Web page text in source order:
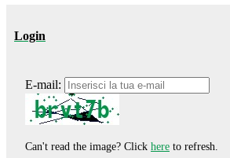
Login
E-mail:
Can't read the image? Click here to refresh.